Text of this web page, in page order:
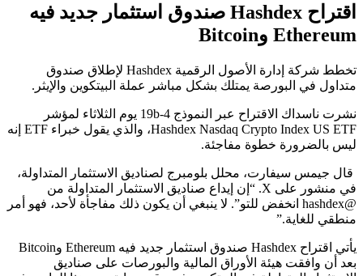
اقتراح Hashdex صندوق استثمار جديد فيه
Ethereum وBitcoin
تخطط شركة إدارة الأصول الرقمية Hashdex لإطلاق صندوق
متداول في البورصة يمتلك بشكل مباشر عملة البيتكوين والإيثر.
نشرت ناسداك الاقتراح عبر النموذج 19b-4 يوم الثلاثاء لمؤشر
Hashdex Nasdaq Crypto Index US ETF، والذي يقول خبراء ETF إنه
ليس بالضرورة خطوة مفاجئة.
قال جيمس سيفارت، محلل بلومبرج لصناديق الاستثمار المتداولة،
في منشور على X. “إن إيداع صناديق الاستثمار المتداولة من
@hashdex انخفض للتو”. لا ينبغي أن يكون ذلك مفاجأة لأحد، فهو أمر
منطقي للغاية.”
يأتي اقتراح Hashdex صندوق استثمار جديد فيه Ethereum وBitcoin
بعد أن وافقت هيئة الأوراق المالية والبورصات على صناديق